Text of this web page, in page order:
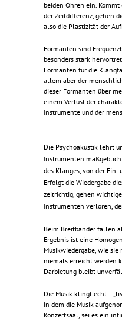
beiden Ohren ein.
der Zeitdifferenz, gehen
also die Plastizität der
Formanten sind
besonders stark
Formanten für die
allem aber der
dieser Formanten über
einem Verlust der
Instrumente und der
Die Psychoakustik lehrt
Instrumenten
des Klanges, von der Ein-
Erfolgt die Wiedergabe
zeitrichtig, gehen
Instrumenten verloren,
Beim Breitbänder fallen
Ergebnis ist eine
Musikwiedergabe, wie
niemals erreicht werden
Darbietung bleibt
Die Musik klingt echt –
in dem die Musik
Konzertsaal, sei es ein